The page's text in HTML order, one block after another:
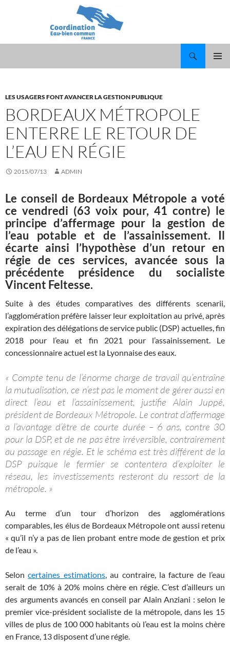
LES USAGERS FONT AVANCER LA GESTION PUBLIQUE
BORDEAUX MÉTROPOLE
ENTERRE LE RETOUR DE
L’EAU EN RÉGIE
2015/07/13 ADMIN
Le conseil de Bordeaux Métropole a voté
ce vendredi (63 voix pour, 41 contre) le
principe d’affermage pour la gestion de
l’eau potable et de l’assainissement. Il
écarte ainsi l’hypothèse d’un retour en
régie de ces services, avancée sous la
précédente présidence du socialiste
Vincent Feltesse.
Suite à des études comparatives des différents scenarii,
l’agglomération préfère laisser leur exploitation au privé, après
expiration des délégations de service public (DSP) actuelles, fin
2018 pour l’eau et fin 2021 pour l’assainissement. Le
concessionnaire actuel est la Lyonnaise des eaux.
« Compte tenu de l’énorme charge de travail qu’entraîne
la mutualisation, ce n’est pas le moment de gérer aussi en
direct l’eau et l’assainissement, justifie Alain Juppé,
président de Bordeaux Métropole. Le contrat d’affermage
a l’avantage d’être de courte durée – 6 ans, contre 30
pour la DSP, et de ne pas être irréversible, contrairement
au passage en régie. Et le schéma est très différent de la
DSP puisque le fermier se contentera d’exploiter le
réseau, les investissements resteront du ressort de la
métropole. »
Au terme d’un tour d’horizon des agglomérations
comparables, les élus de Bordeaux Métropole ont aussi retenu
« qu’il n’y a pas de lien probant entre mode de gestion et prix
de l’eau ».
Seloncertaines estimations, au contraire, la facture de l’eau
serait de 10% à 20% moins chère en régie. C’est d’ailleurs un
des arguments avancés en conseil par Alain Anziani : selon le
premier vice-président socialiste de la métropole, dans les 15
villes de plus de 100 000 habitants où l’eau est la moins chère
en France, 13 disposent d’une régie.